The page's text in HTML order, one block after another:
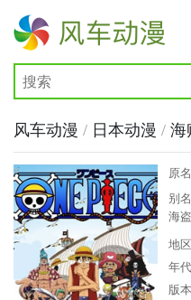
风车动漫
风车动漫 / 日本动漫 / 海
原
别
海
地
年
版